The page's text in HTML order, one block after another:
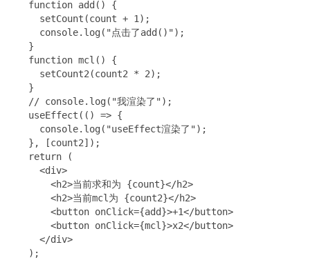
function add() {
setCount(count + 1);
console.log("点击了add()");
}
function mcl() {
setCount2(count2 * 2);
}
// console.log("我渲染了");
useEffect(() => {
console.log("useEffect渲染了");
}, [count2]);
return (
<div>
<h2>当前求和为 {count}</h2>
<h2>当前mcl为 {count2}</h2>
<button onClick={add}>+1</button>
<button onClick={mcl}>x2</button>
</div>
);